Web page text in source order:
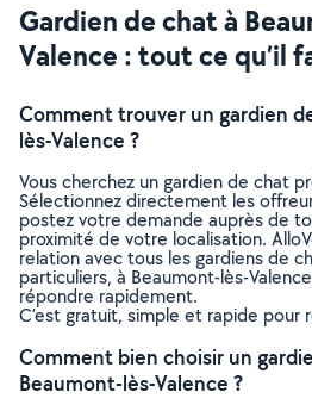
Gardien de chat à
Valence : tout ce qu’il
Comment trouver un gardien
lès-Valence ?
Vous cherchez un gardien de chat
Sélectionnez directement les
postez votre demande auprès de
proximité de votre localisation.
relation avec tous les gardiens de
particuliers, à Beaumont-lès-
répondre rapidement.
C’est gratuit, simple et rapide pour
Comment bien choisir un
Beaumont-lès-Valence ?